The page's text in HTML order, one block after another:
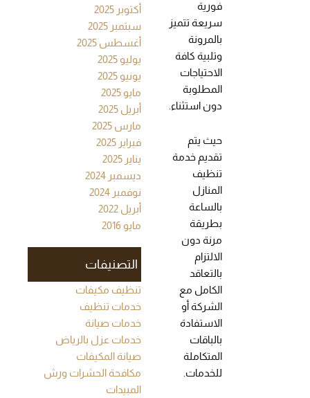
فورية
سريعة تتميز
بالمرونة
وتلبية كافة
الاحتياجات
المطلوبة
دون استثناء.
حيث يتم
تقديم خدمة
تنظيف
المنازل
بالساعة
بطريقة
مرنة دون
الالتزام
بالتعاقد
الكامل مع
الشركة أو
الاستفادة
بالباقات
المتكاملة
للخدمات.
أكتوبر 2025
سبتمبر 2025
أغسطس 2025
يوليو 2025
يونيو 2025
مايو 2025
أبريل 2025
مارس 2025
فبراير 2025
يناير 2025
ديسمبر 2024
نوفمبر 2024
أبريل 2022
مايو 2016
التصنيفات
تنظيف مكيفات
خدمات تنظيف
خدمات صيانة
خدمات عزل بالرياض
صيانة المكيفات
مكافحة الحشرات ورش
المبيدات